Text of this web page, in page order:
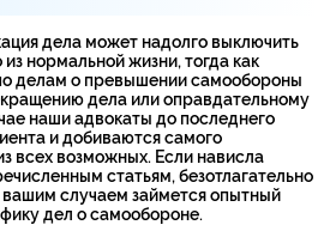
дела может надолго выключить
нормальной жизни, тогда как
делам о превышении самообороны
дела или оправдательному
наши адвокаты до последнего
и добиваются самого
всех возможных. Если нависла
статьям, безотлагательно
случаем займется опытный
дел о самообороне.